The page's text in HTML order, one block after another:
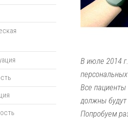
В июле 2014
Все пациенты
должны
Попробуем